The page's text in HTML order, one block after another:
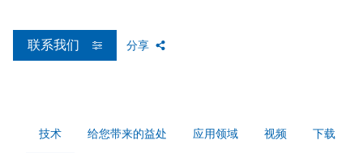
联系我们 分享
技术 给您带来的益处 应用领域 视频 下载